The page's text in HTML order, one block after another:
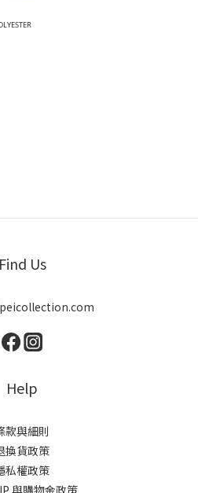
Find Us
Help
款與細則
換貨政策
私權政策